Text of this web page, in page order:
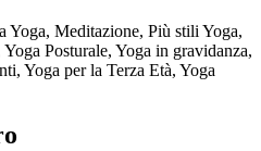
Yoga, Meditazione, Più stili Yoga,
Posturale, Yoga in gravidanza,
Yoga per la Terza Età, Yoga